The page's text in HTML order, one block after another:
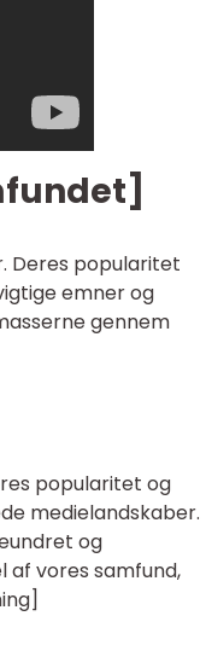
Deres popularitet
emner og
gennem
popularitet og
medielandskaber.
og
vores samfund,